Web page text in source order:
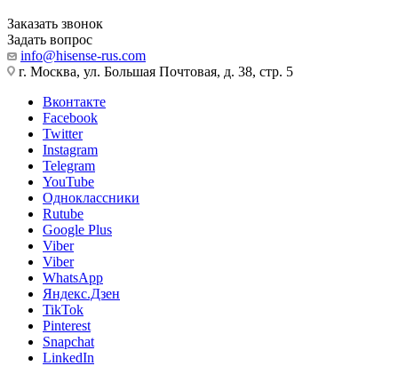
Заказать звонок
Задать вопрос
info@hisense-rus.com
г. Москва, ул. Большая Почтовая, д. 38, стр. 5
Вконтакте
Facebook
Twitter
Instagram
Telegram
YouTube
Одноклассники
Rutube
Google Plus
Viber
Viber
WhatsApp
Яндекс.Дзен
TikTok
Pinterest
Snapchat
LinkedIn